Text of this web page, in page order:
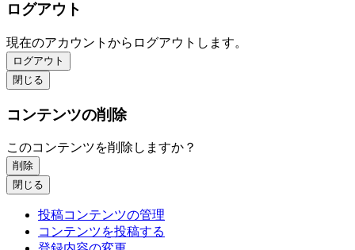
ログアウト
現在のアカウントからログアウトします。
ログアウト
閉じる
コンテンツの削除
このコンテンツを削除しますか？
削除
閉じる
投稿コンテンツの管理
コンテンツを投稿する